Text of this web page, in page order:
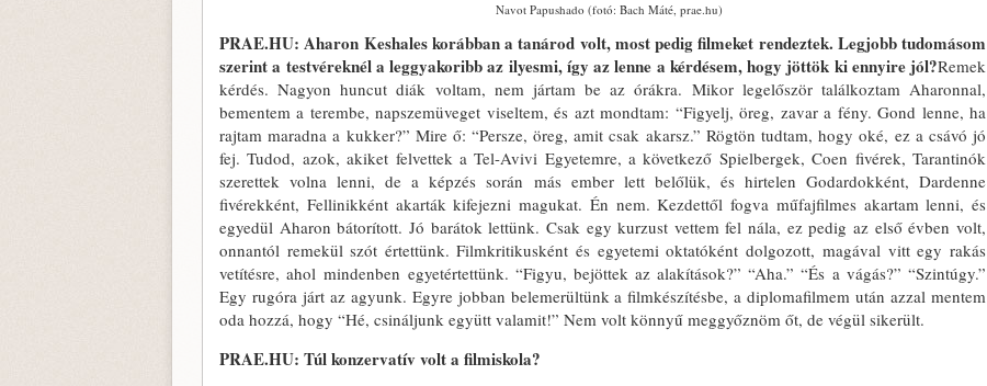
Navot Papushado (fotó: Bach Máté, prae.hu)
PRAE.HU: Aharon Keshales korábban a tanárod volt, most pedig filmeket rendeztek. Legjobb tudomásom
szerint a testvéreknél a leggyakoribb az ilyesmi, így az lenne a kérdésem, hogy jöttök ki ennyire jól?Remek
kérdés. Nagyon huncut diák voltam, nem jártam be az órákra. Mikor legelőször találkoztam Aharonnal,
bementem a terembe, napszemüveget viseltem, és azt mondtam: “Figyelj, öreg, zavar a fény. Gond lenne, ha
rajtam maradna a kukker?” Mire ő: “Persze, öreg, amit csak akarsz.” Rögtön tudtam, hogy oké, ez a csávó jó
fej. Tudod, azok, akiket felvettek a Tel-Avivi Egyetemre, a következő Spielbergek, Coen fivérek, Tarantinók
szerettek volna lenni, de a képzés során más ember lett belőlük, és hirtelen Godardokként, Dardenne
fivérekként, Fellinikként akarták kifejezni magukat. Én nem. Kezdettől fogva műfajfilmes akartam lenni, és
egyedül Aharon bátorított. Jó barátok lettünk. Csak egy kurzust vettem fel nála, ez pedig az első évben volt,
onnantól remekül szót értettünk. Filmkritikusként és egyetemi oktatóként dolgozott, magával vitt egy rakás
vetítésre, ahol mindenben egyetértettünk. “Figyu, bejöttek az alakítások?” “Aha.” “És a vágás?” “Szintúgy.”
Egy rugóra járt az agyunk. Egyre jobban belemerültünk a filmkészítésbe, a diplomafilmem után azzal mentem
oda hozzá, hogy “Hé, csináljunk együtt valamit!” Nem volt könnyű meggyőznöm őt, de végül sikerült.
PRAE.HU: Túl konzervatív volt a filmiskola?